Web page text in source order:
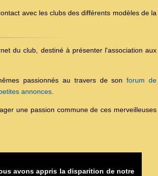
avec les clubs des différents modèles de la
du club, destiné à présenter l'association aux
passionnés au travers de sonforum de
annonces
une passion commune de ces merveilleuses
avons appris la disparition de notre